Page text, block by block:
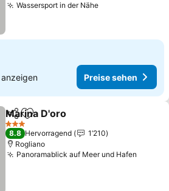
Wassersport in der Nähe
anzeigen Preise sehen
TeilenZu Favoriten hinzufügen
Marina D'oro
3 Sterne
8.8 Hervorragend
1’210
Rogliano
Panoramablick auf Meer und Hafen